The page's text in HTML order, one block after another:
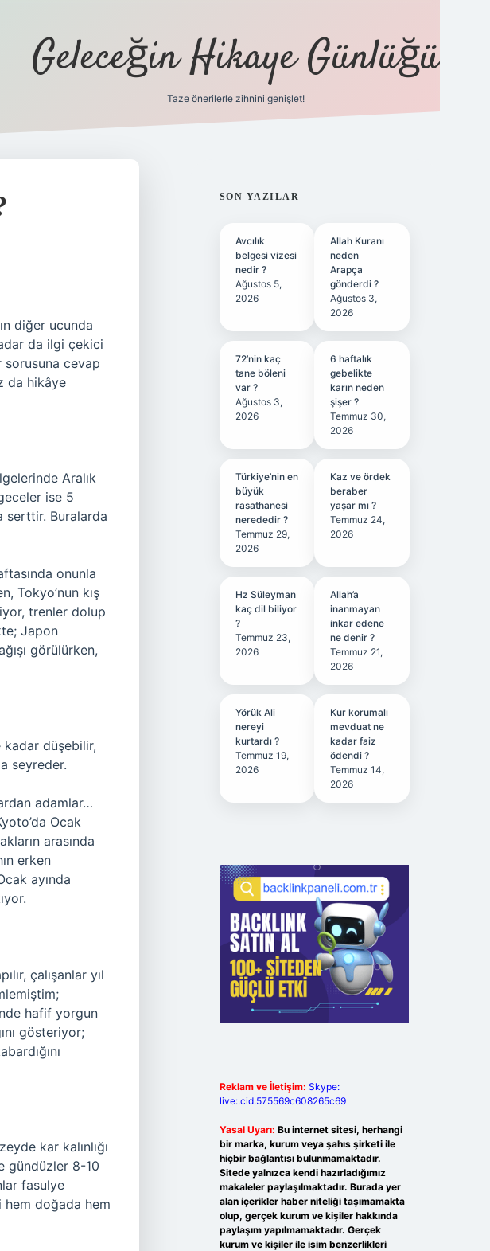
Geleceğin Hikaye Günlüğü
Taze önerilerle zihnini genişlet!
diğer ucunda
da ilgi çekici
cevap
da hikâye
Aralık
ise 5
serttir. Buralarda
onunla
Tokyo’nun kış
trenler dolup
Japon
görülürken,
kadar düşebilir,
seyreder.
adamlar…
Ocak
arasında
erken
ayında
çalışanlar yıl
hafif yorgun
gösteriyor;
kar kalınlığı
gündüzler 8-10
fasulye
hem doğada hem
SIDEBAR
SON YAZILAR
Avcılık
belgesi vizesi
nedir ?
Ağustos 5,
2026
Allah Kuranı
neden
Arapça
gönderdi ?
Ağustos 3,
2026
72’nin kaç
tane böleni
var ?
Ağustos 3,
2026
6 haftalık
gebelikte
karın neden
şişer ?
Temmuz 30,
2026
Türkiye’nin en
büyük
rasathanesi
nerededir ?
Temmuz 29,
2026
Kaz ve ördek
beraber
yaşar mı ?
Temmuz 24,
2026
Hz Süleyman
kaç dil biliyor
?
Temmuz 23,
2026
Allah’a
inanmayan
inkar edene
ne denir ?
Temmuz 21,
2026
Yörük Ali
nereyi
kurtardı ?
Temmuz 19,
2026
Kur korumalı
mevduat ne
kadar faiz
ödendi ?
Temmuz 14,
2026
Reklam ve İletişim: Skype:
live:.cid.575569c608265c69
Yasal Uyarı: Bu internet sitesi, herhangi
bir marka, kurum veya şahıs şirketi ile
hiçbir bağlantısı bulunmamaktadır.
Sitede yalnızca kendi hazırladığımız
makaleler paylaşılmaktadır. Burada yer
alan içerikler haber niteliği taşımamakta
olup, gerçek kurum ve kişiler hakkında
paylaşım yapılmamaktadır. Gerçek
kurum ve kişiler ile isim benzerlikleri